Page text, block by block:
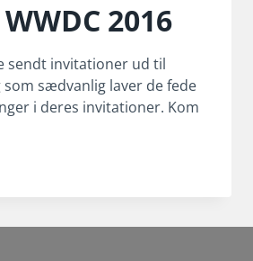
2016
sendt invitationer ud til
som sædvanlig laver de fede
i deres invitationer. Kom